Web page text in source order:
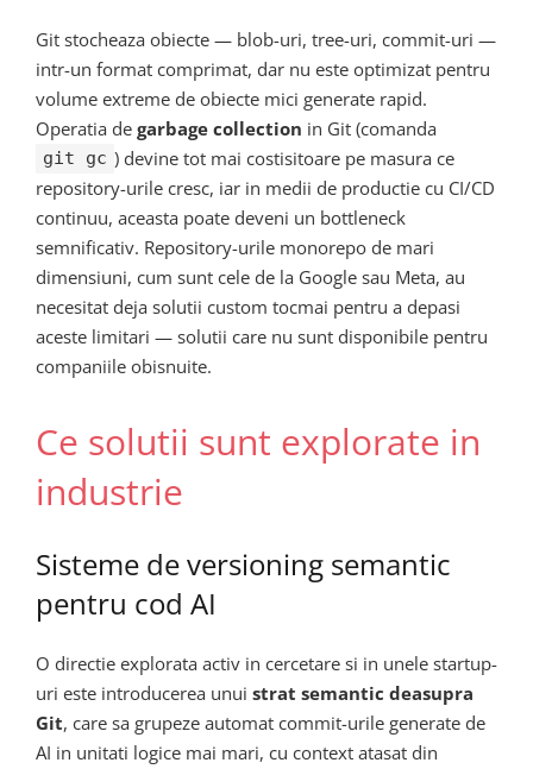
Git stocheaza obiecte — blob-uri, tree-uri, commit-uri —
intr-un format comprimat, dar nu este optimizat pentru
volume extreme de obiecte mici generate rapid.
Operatia de garbage collection in Git (comanda
git gc ) devine tot mai costisitoare pe masura ce
repository-urile cresc, iar in medii de productie cu CI/CD
continuu, aceasta poate deveni un bottleneck
semnificativ. Repository-urile monorepo de mari
dimensiuni, cum sunt cele de la Google sau Meta, au
necesitat deja solutii custom tocmai pentru a depasi
aceste limitari — solutii care nu sunt disponibile pentru
companiile obisnuite.
Ce solutii sunt explorate in
industrie
Sisteme de versioning semantic
pentru cod AI
O directie explorata activ in cercetare si in unele startup-
uri este introducerea unui strat semantic deasupra
Git, care sa grupeze automat commit-urile generate de
AI in unitati logice mai mari, cu context atasat din